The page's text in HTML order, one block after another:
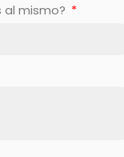
mismo?